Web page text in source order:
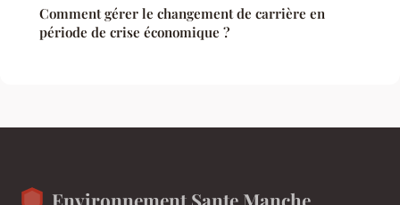
Comment gérer le changement de carrière en
période de crise économique ?
Environnement Sante Manche